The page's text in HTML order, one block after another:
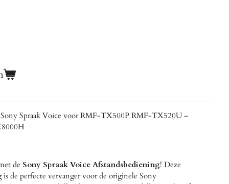
Spraak Voice voor RMF-TX500P RMF-TX520U –
de Sony Spraak Voice Afstandsbediening! Deze
is de perfecte vervanger voor de originele Sony